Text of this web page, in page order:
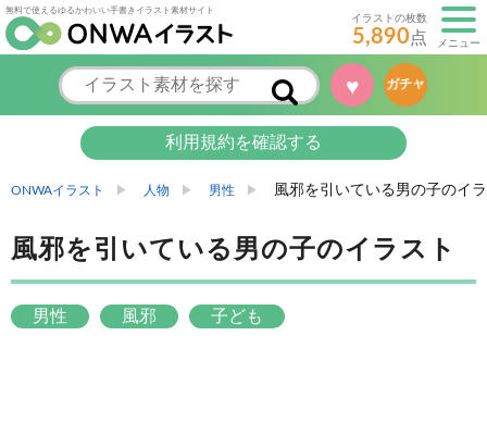
無料で使えるゆるかわいい手書きイラスト素材サイト
イラストの枚数
5,890点 メニュー
♥ ガチャ
利用規約を確認する
ONWAイラスト 人物 男性 風邪を引いている男の子のイ
風邪を引いている男の子のイラスト
男性 風邪 子ども